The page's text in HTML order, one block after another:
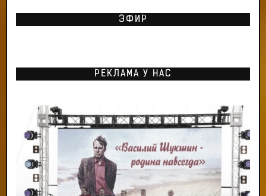
ЭФИР
РЕКЛАМА У НАС